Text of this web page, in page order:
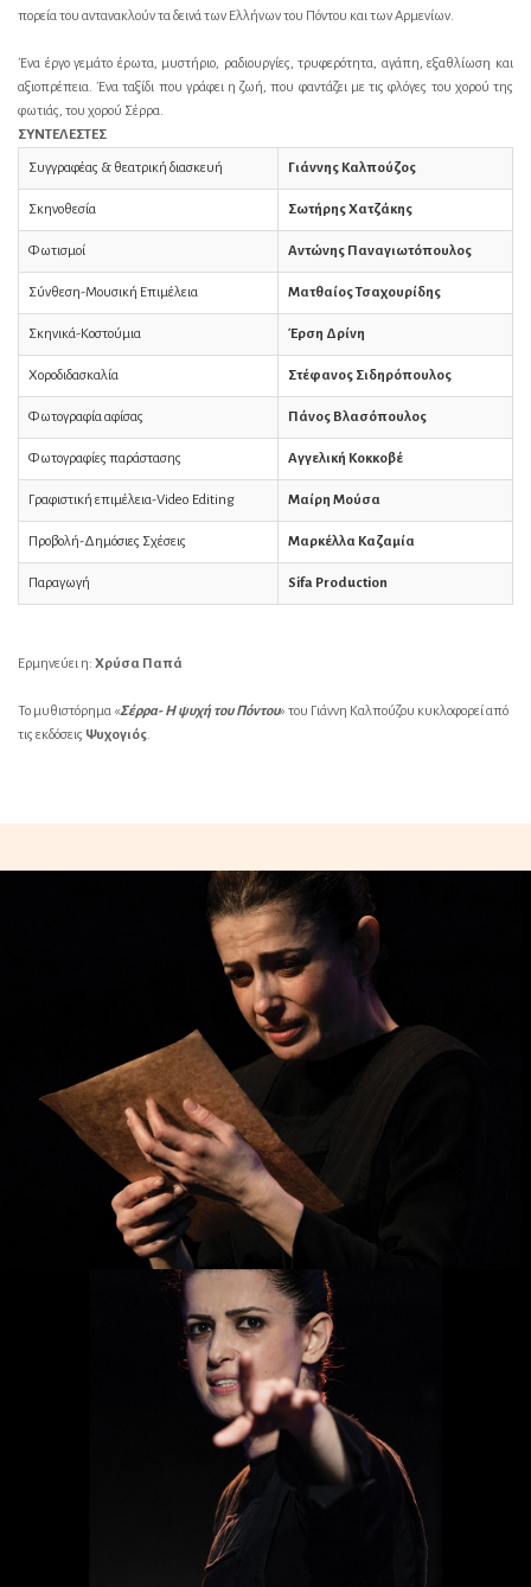
πορεία του αντανακλούν τα δεινά των Ελλήνων του Πόντου και των Αρμενίων.
Ένα έργο γεμάτο έρωτα, μυστήριο, ραδιουργίες, τρυφερότητα, αγάπη, εξαθλίωση και
αξιοπρέπεια. Ένα ταξίδι που γράφει η ζωή, που φαντάζει με τις φλόγες του χορού της
φωτιάς, του χορού Σέρρα.
ΣΥΝΤΕΛΕΣΤΕΣ
Συγγραφέας & θεατρική διασκευή Γιάννης Καλπούζος
Σκηνοθεσία Σωτήρης Χατζάκης
Φωτισμοί Αντώνης Παναγιωτόπουλος
Σύνθεση-Μουσική Επιμέλεια Ματθαίος Τσαχουρίδης
Σκηνικά-Κοστούμια Έρση Δρίνη
Χοροδιδασκαλία Στέφανος Σιδηρόπουλος
Φωτογραφία αφίσας Πάνος Βλασόπουλος
Φωτογραφίες παράστασης Αγγελική Κοκκοβέ
Γραφιστική επιμέλεια-Video Editing Μαίρη Μούσα
Προβολή-Δημόσιες Σχέσεις Μαρκέλλα Καζαμία
Παραγωγή Sifa Production
Ερμηνεύει η: Χρύσα Παπά
Το μυθιστόρημα «Σέρρα- Η ψυχή του Πόντου» του Γιάννη Καλπούζου κυκλοφορεί από
τις εκδόσεις Ψυχογιός.